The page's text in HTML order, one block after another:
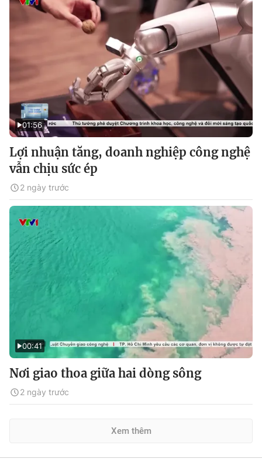
01:56
Lợi nhuận tăng, doanh nghiệp công nghệ
vẫn chịu sức ép
2 ngày trước
00:41
Nơi giao thoa giữa hai dòng sông
2 ngày trước
Xem thêm